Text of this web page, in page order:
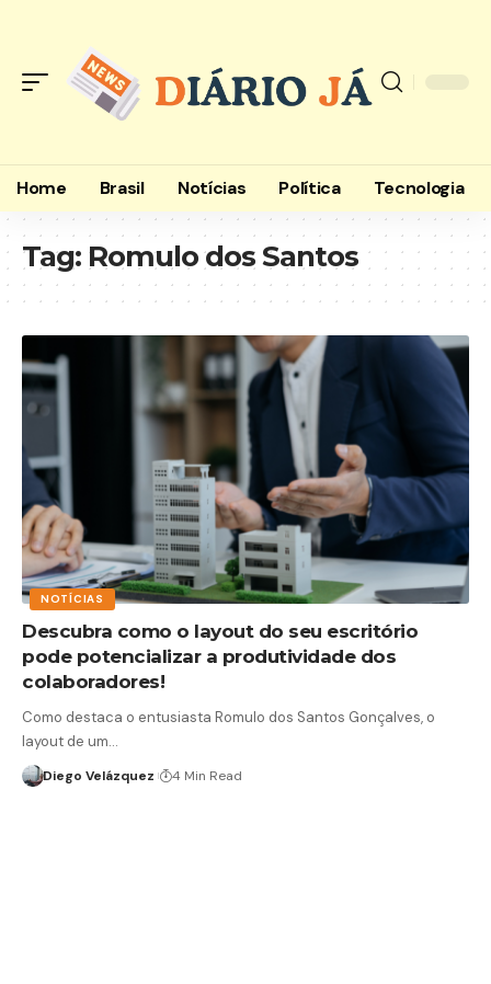
Home Brasil Notícias Política Tecnologia
Tag: Romulo dos Santos
NOTÍCIAS
Descubra como o layout do seu escritório
pode potencializar a produtividade dos
colaboradores!
Como destaca o entusiasta Romulo dos Santos Gonçalves, o
layout de um…
Diego Velázquez 4 Min Read